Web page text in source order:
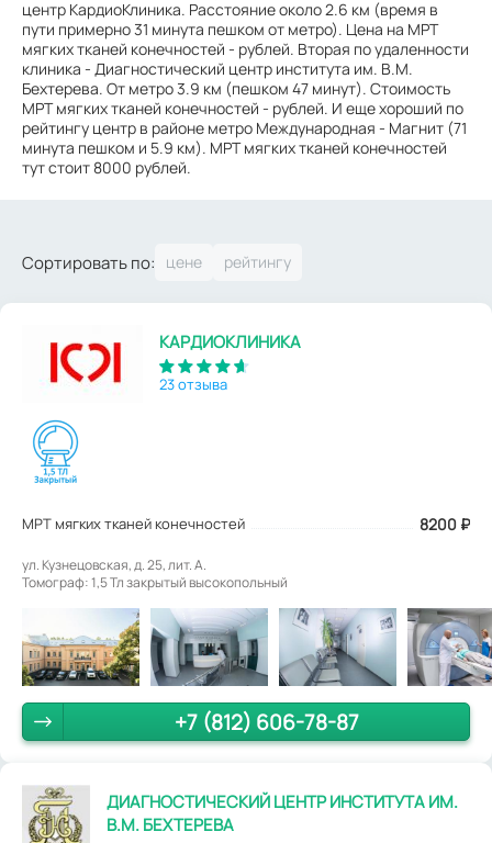
центр КардиоКлиника. Расстояние около 2.6 км (время в
пути примерно 31 минута пешком от метро). Цена на МРТ
мягких тканей конечностей - рублей. Вторая по удаленности
клиника - Диагностический центр института им. В.М.
Бехтерева. От метро 3.9 км (пешком 47 минут). Стоимость
МРТ мягких тканей конечностей - рублей. И еще хороший по
рейтингу центр в районе метро Международная - Магнит (71
минута пешком и 5.9 км). МРТ мягких тканей конечностей
тут стоит 8000 рублей.
Сортировать по:
КАРДИОКЛИНИКА
23 отзыва
МРТ мягких тканей конечностей 8200 ₽
ул. Кузнецовская, д. 25, лит. А.
Томограф: 1,5 Тл закрытый высокопольный
+7 (812) 606-78-87
ДИАГНОСТИЧЕСКИЙ ЦЕНТР ИНСТИТУТА ИМ.
В.М. БЕХТЕРЕВА